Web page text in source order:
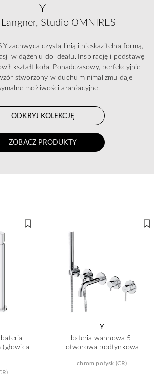
Y
Langner, Studio OMNIRES
Y zachwyca czystą linią i nieskazitelną formą,
w dążeniu do ideału. Inspirację i podstawę
kształt koła. Ponadczasowy, perfekcyjnie
stworzony w duchu minimalizmu daje
możliwości aranżacyjne.
ODKRYJ KOLEKCJĘ
ZOBACZ PRODUKTY
Y
bateria wannowa 5-
otworowa podtynkowa
chrom połysk (CR)